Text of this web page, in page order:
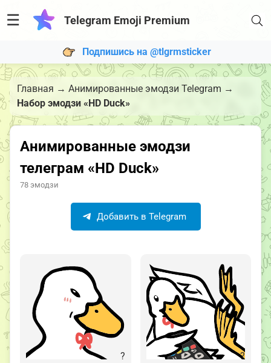
☰ Telegram Emoji Premium
Подпишись на @tlgrmsticker
Главная → Анимированные эмодзи Telegram →
Набор эмодзи «HD Duck»
Анимированные эмодзи
телеграм «HD Duck»
78 эмодзи
Добавить в Telegram
? ?